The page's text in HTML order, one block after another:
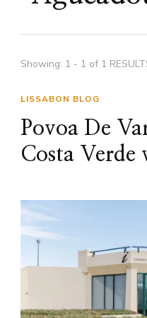
Showing: 1 - 1 of 1
LISSABON BLOG
Povoa De
Costa Verde